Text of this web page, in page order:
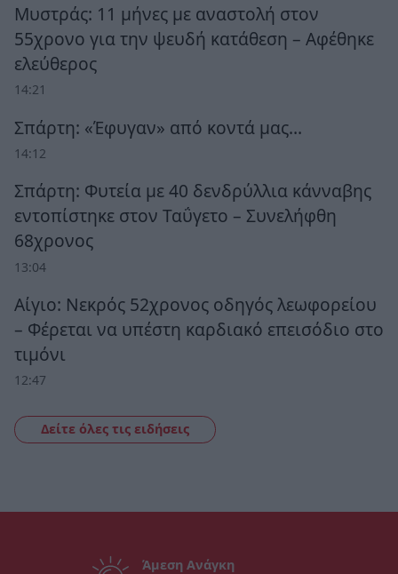
Μυστράς: 11 μήνες με αναστολή στον
55χρονο για την ψευδή κατάθεση – Αφέθηκε
ελεύθερος
14:21
Σπάρτη: «Έφυγαν» από κοντά μας…
14:12
Σπάρτη: Φυτεία με 40 δενδρύλλια κάνναβης
εντοπίστηκε στον Ταΰγετο – Συνελήφθη
68χρονος
13:04
Αίγιο: Νεκρός 52χρονος οδηγός λεωφορείου
– Φέρεται να υπέστη καρδιακό επεισόδιο στο
τιμόνι
12:47
Δείτε όλες τις ειδήσεις
Άμεση Ανάγκη